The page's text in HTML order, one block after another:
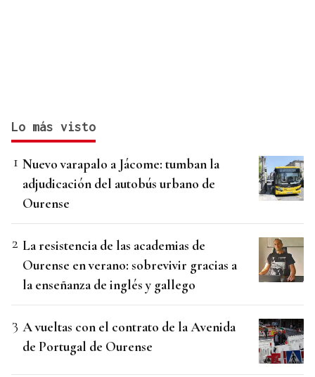
Lo más visto
Nuevo varapalo a Jácome: tumban la
adjudicación del autobús urbano de
Ourense
La resistencia de las academias de
Ourense en verano: sobrevivir gracias a
la enseñanza de inglés y gallego
A vueltas con el contrato de la Avenida
de Portugal de Ourense